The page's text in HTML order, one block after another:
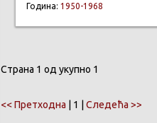
Година: 1950-1968
Страна 1 од укупно 1
<< Претходна | 1 | Следећа >>